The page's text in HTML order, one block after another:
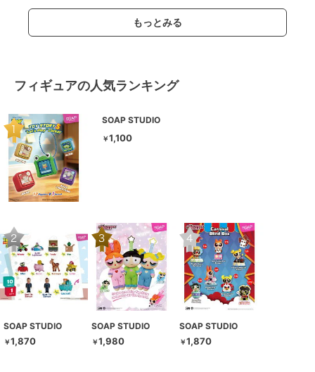
もっとみる
フィギュアの人気ランキング
SOAP STUDIO
￥1,100
SOAP STUDIO
￥1,870
SOAP STUDIO
￥1,980
SOAP STUDIO
￥1,870